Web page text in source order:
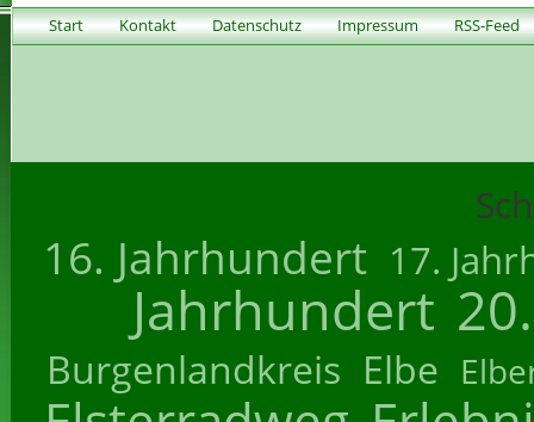
Start Kontakt Datenschutz Impressum RSS-Feed
16. Jahrhundert 17.
Jahrhundert
Burgenlandkreis Elbe